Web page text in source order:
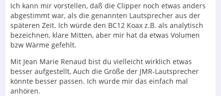
Ich kann mir vorstellen, daß die Clipper noch etwas anders
abgestimmt war, als die genannten Lautsprecher aus der
späteren Zeit. Ich würde den BC12 Koax z.B. als analytisch
bezeichnen, klare Mitten, aber mir hat da etwas Volumen
bzw Wärme gefehlt.
Mit Jean Marie Renaud bist du vielleicht wirklich etwas
besser aufgestellt, Auch die Größe der JMR-Lautsprecher
könnte besser passen. Ich würde mir das einfach mal
anhören.